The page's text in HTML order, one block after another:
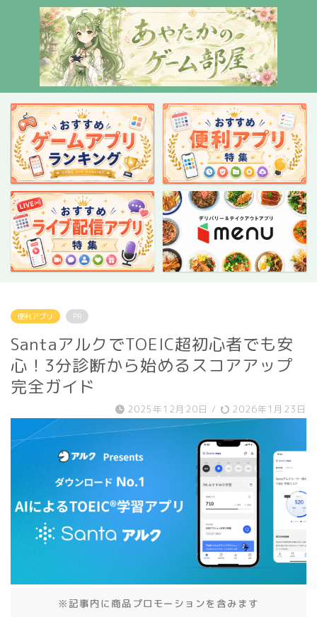
便利アプリ PR
SantaアルクでTOEIC超初心者でも安
心！3分診断から始めるスコアアップ
完全ガイド
2025年12月20日 / 2026年1月23日
※記事内に商品プロモーションを含みます